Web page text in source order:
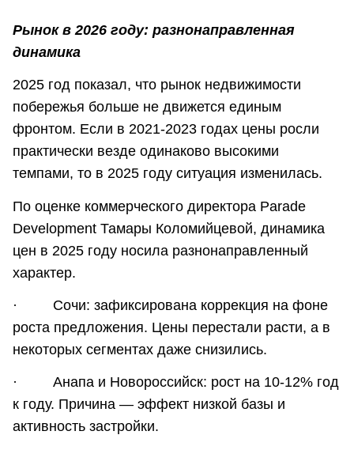
Рынок в 2026 году: разнонаправленная
динамика
2025 год показал, что рынок недвижимости
побережья больше не движется единым
фронтом. Если в 2021-2023 годах цены росли
практически везде одинаково высокими
темпами, то в 2025 году ситуация изменилась.
По оценке коммерческого директора Parade
Development Тамары Коломийцевой, динамика
цен в 2025 году носила разнонаправленный
характер.
· Сочи: зафиксирована коррекция на фоне
роста предложения. Цены перестали расти, а в
некоторых сегментах даже снизились.
· Анапа и Новороссийск: рост на 10-12% год
к году. Причина — эффект низкой базы и
активность застройки.